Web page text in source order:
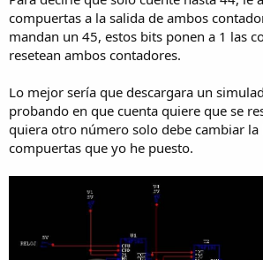
compuertas a la salida de ambos
mandan un 45, estos bits ponen a 1 las
resetean ambos contadores.
Lo mejor sería que descargara un
probando en que cuenta quiere que se
quiera otro número solo debe cambiar la
compuertas que yo he puesto.